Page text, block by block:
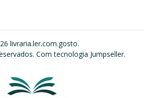
livraria.ler.com.gosto.
Com tecnologia Jumpseller.